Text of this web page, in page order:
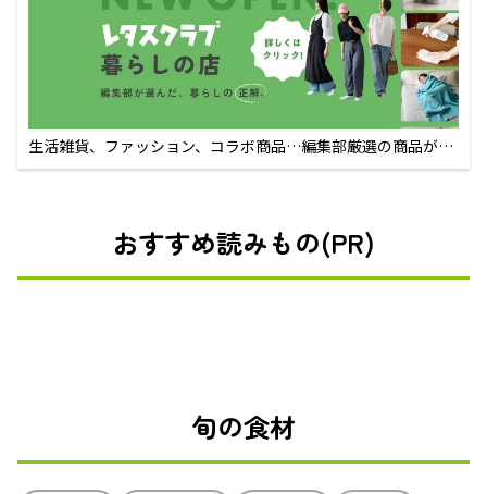
生活雑貨、ファッション、コラボ商品…編集部厳選の商品が買
えるECサイト
おすすめ読みもの(PR)
旬の食材